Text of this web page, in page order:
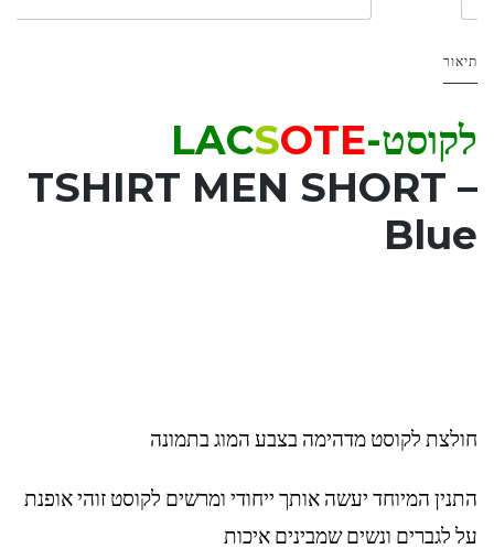
תיאור
לקוסט-LAC SOTE
TSHIRT MEN SHORT –
Blue
חולצת לקוסט מדהימה בצבע המוג בתמונה
התנין המיוחד יעשה אותך ייחודי ומרשים לקוסט זוהי אופנת
על לגברים ונשים שמבינים איכות